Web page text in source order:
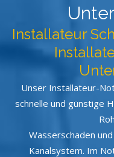
Installateur
Unser Installateur-
schnelle und günstige
Wasserschaden
Kanalsystem. Im